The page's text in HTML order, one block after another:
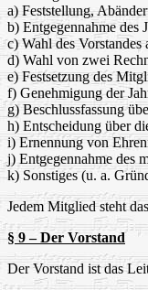
a) Feststellung,
b) Entgegennahme des
c) Wahl des
d) Wahl von zwei
e) Festsetzung des
f) Genehmigung der
g) Beschlussfassung
h) Entscheidung über
i) Ernennung von
j) Entgegennahme des
k) Sonstiges (u. a.
Jedem Mitglied steht
§ 9 – Der Vorstand
Der Vorstand ist das